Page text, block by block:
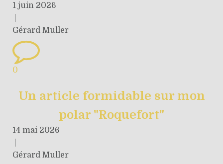
1 juin 2026
Gérard Muller
0
Un article formidable sur mon
polar "Roquefort"
14 mai 2026
Gérard Muller